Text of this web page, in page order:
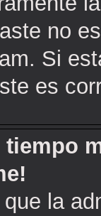
no
Si
es
tiempo
la